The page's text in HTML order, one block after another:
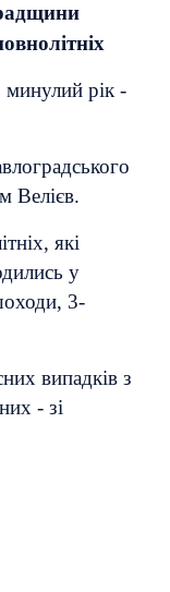
минулий рік -
Велієв.
які
у
3-
випадків з
- зі